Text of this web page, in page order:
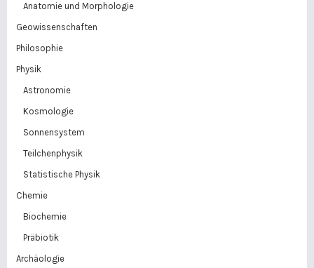
Anatomie und Morphologie
Geowissenschaften
Philosophie
Physik
Astronomie
Kosmologie
Sonnensystem
Teilchenphysik
Statistische Physik
Chemie
Biochemie
Präbiotik
Archäologie